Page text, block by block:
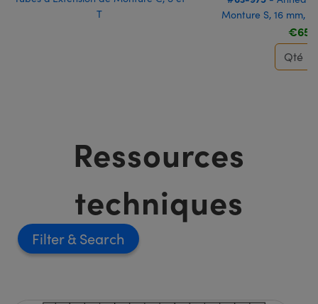
T
Monture S, 16 mm,
Ressources
techniques
Filter